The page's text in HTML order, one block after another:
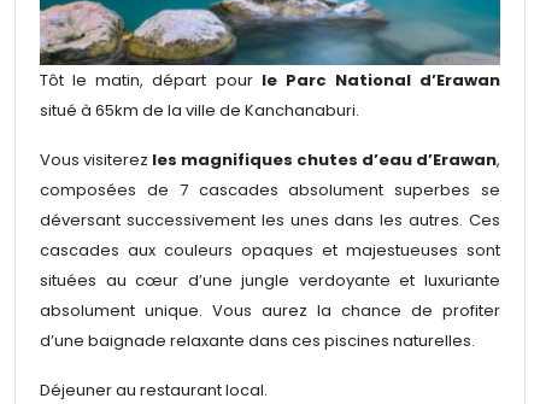
Tôt le matin, départ pour le Parc National d’Erawan
situé à 65km de la ville de Kanchanaburi.
Vous visiterez les magnifiques chutes d’eau d’Erawan,
composées de 7 cascades absolument superbes se
déversant successivement les unes dans les autres. Ces
cascades aux couleurs opaques et majestueuses sont
situées au cœur d’une jungle verdoyante et luxuriante
absolument unique. Vous aurez la chance de profiter
d’une baignade relaxante dans ces piscines naturelles.
Déjeuner au restaurant local.